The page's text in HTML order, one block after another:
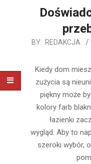
2020-
20
BY: REDAKCJA
Kiedy dom
zużycia są
piękny może
kolory farb
łazienki
wygląd. Aby to
szeroki wybór,